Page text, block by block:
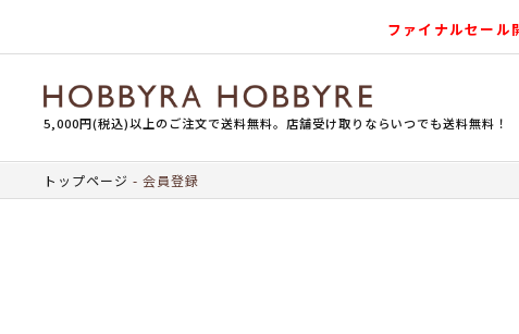
ファイナルセー
5,000円(税込)以上のご注文で送料無料。店舗受け取りならいつでも送料無料！
トップページ 会員登録